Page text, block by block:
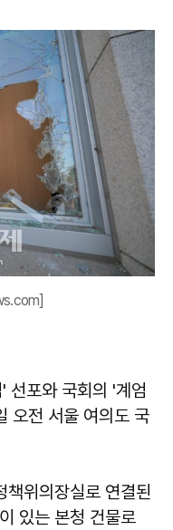
선포와 국회의 '계엄
오전 서울 여의도 국
책위의장실로 연결된
있는 본청 건물로